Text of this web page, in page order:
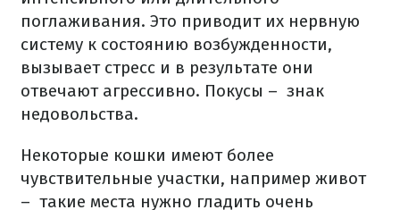
поглаживания. Это приводит их нервную
систему к состоянию возбужденности,
вызывает стресс и в результате они
отвечают агрессивно. Покусы – знак
недовольства.
Некоторые кошки имеют более
чувствительные участки, например живот
– такие места нужно гладить очень